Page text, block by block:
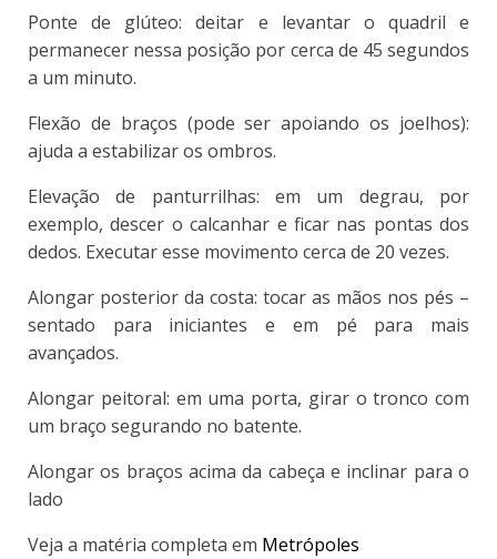
Ponte de glúteo: deitar e levantar o quadril e
permanecer nessa posição por cerca de 45 segundos
a um minuto.
Flexão de braços (pode ser apoiando os joelhos):
ajuda a estabilizar os ombros.
Elevação de panturrilhas: em um degrau, por
exemplo, descer o calcanhar e ficar nas pontas dos
dedos. Executar esse movimento cerca de 20 vezes.
Alongar posterior da costa: tocar as mãos nos pés –
sentado para iniciantes e em pé para mais
avançados.
Alongar peitoral: em uma porta, girar o tronco com
um braço segurando no batente.
Alongar os braços acima da cabeça e inclinar para o
lado
Veja a matéria completa em Metrópoles